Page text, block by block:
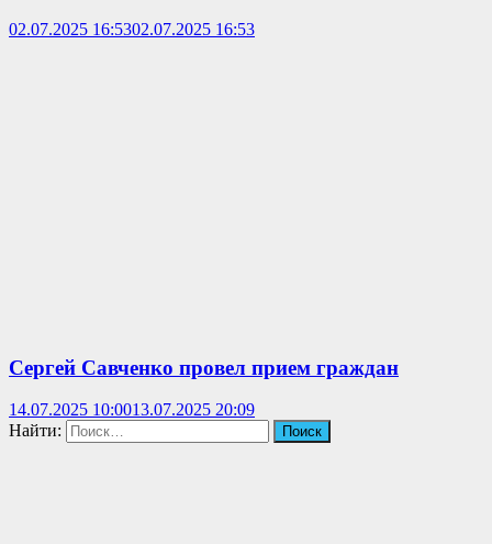
02.07.2025 16:5302.07.2025 16:53
Сергей Савченко провел прием граждан
14.07.2025 10:0013.07.2025 20:09
Найти: